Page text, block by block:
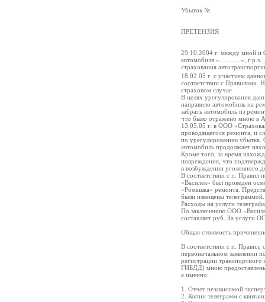
Убыток №
ПРЕТЕНЗИЯ
29.10.2004 г. между мной и
автомобиля «……….», г.р.з. ,
страхования
18.02.05 г. с участием
соответствии с Правилами.
страховом случае.
В целях урегулирования
направило автомобиль на
забрать автомобиль из
что было отражено мною в
13.05.05 г. в ООО
проводящегося ремонта, и
по урегулированию убытка.
автомобиль продолжает
Кроме того, за время
повреждения, что
в возбуждении уголовного
В соответствии с п. Правил
«Василек» был проведен
«Ромашка» ремонта.
были извещены
Расходы на услуги
По заключению ООО
составляет руб. За услуги
Общая стоимость
В соответствии с п. Правил,
первоначальном заявлении
регистрации транспортного
ГИБДД) мною
а именно:
1. Отчет независимой
2. Копии телеграмм с